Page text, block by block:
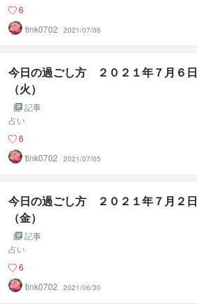
6
tink0702
2021/07/06
今日の過ごし方 ２０２１年７月６日
（火）
記事
占い
6
tink0702
2021/07/05
今日の過ごし方 ２０２１年７月２日
（金）
記事
占い
6
tink0702
2021/06/30